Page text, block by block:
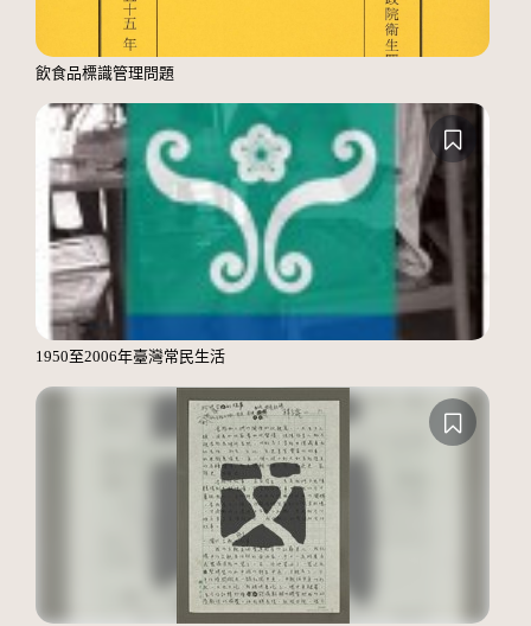
飲食品標識管理問題
1950至2006年臺灣常民生活